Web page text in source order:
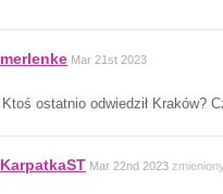
merlenke Mar 21st 2023
Ktoś ostatnio odwiedził Kraków?
KarpatkaST Mar 22nd 2023